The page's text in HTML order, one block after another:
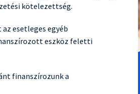
kötelezettség.
esetleges egyéb
eszköz feletti
finanszírozunk a